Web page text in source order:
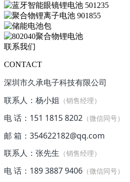
联系我们
CONTACT
深圳市久承电子科技有限公司
联系人：杨小姐 （销售经理）
电 话：151 1815 8202 （微信同号）
邮 箱：354622182@qq.com
联系人：张先生 （销售经理）
电 话：189 3887 9406 （微信同号）